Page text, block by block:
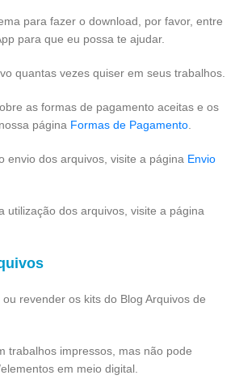
para fazer o download, por favor, entre
para que eu possa te ajudar.
quantas vezes quiser em seus trabalhos.
as formas de pagamento aceitas e os
página Formas de Pagamento
envio dos arquivos, visite a página Envio
utilização dos arquivos, visite a página
revender os kits do Blog Arquivos de
trabalhos impressos, mas não pode
em meio digital.